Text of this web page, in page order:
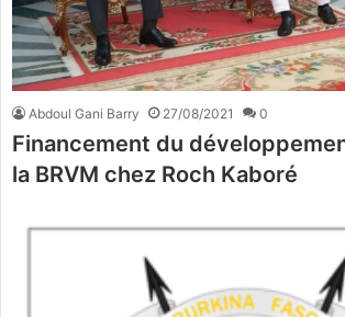
Abdoul Gani Barry 27/08/2021 0
Financement du
la BRVM chez Roch Kaboré